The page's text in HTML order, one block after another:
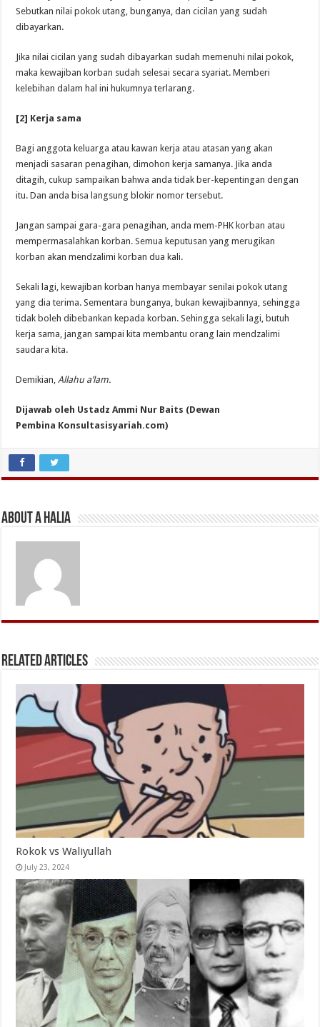
Sebutkan nilai pokok utang, bunganya, dan cicilan yang sudah
dibayarkan.
Jika nilai cicilan yang sudah dibayarkan sudah memenuhi nilai pokok,
maka kewajiban korban sudah selesai secara syariat. Memberi
kelebihan dalam hal ini hukumnya terlarang.
[2] Kerja sama
Bagi anggota keluarga atau kawan kerja atau atasan yang akan
menjadi sasaran penagihan, dimohon kerja samanya. Jika anda
ditagih, cukup sampaikan bahwa anda tidak ber-kepentingan dengan
itu. Dan anda bisa langsung blokir nomor tersebut.
Jangan sampai gara-gara penagihan, anda mem-PHK korban atau
mempermasalahkan korban. Semua keputusan yang merugikan
korban akan mendzalimi korban dua kali.
Sekali lagi, kewajiban korban hanya membayar senilai pokok utang
yang dia terima. Sementara bunganya, bukan kewajibannya, sehingga
tidak boleh dibebankan kepada korban. Sehingga sekali lagi, butuh
kerja sama, jangan sampai kita membantu orang lain mendzalimi
saudara kita.
Demikian,Allahu a’lam.
Dijawab oleh Ustadz Ammi Nur Baits (Dewan
Pembina Konsultasisyariah.com)
About A Halia
Related Articles
Rokok vs Waliyullah
July 23, 2024